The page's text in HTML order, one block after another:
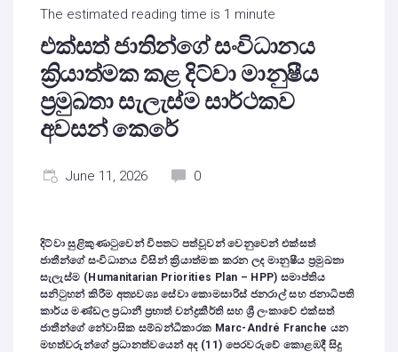
The estimated reading time is 1 minute
එක්සත් ජාතින්ගේ සංවිධානය
ක්‍රියාත්මක කළ දිට්වා මානුෂීය
ප්‍රමුඛතා සැලැස්ම සාර්ථකව
අවසන් කෙරේ
June 11, 2026 0
දිට්වා සුළිකුණාටුවෙන් විපතට පත්වූවන් වෙනුවෙන් එක්සත්
ජාතීන්ගේ සංවිධානය විසින් ක්‍රියාත්මක කරන ලද මානුෂීය ප්‍රමුඛතා
සැලැස්ම (Humanitarian Priorities Plan – HPP) සමාප්තිය
සනිටුහන් කිරීම අත්‍යවශ්‍ය සේවා කොමසාරිස් ජනරාල් සහ ජනාධිපති
කාර්ය මණ්ඩල ප්‍රධානී ප්‍රභාත් චන්ද්‍රකීර්ති සහ ශ්‍රී ලංකාවේ එක්සත්
ජාතීන්ගේ නේවාසික සම්බන්ධීකාරක Marc-André Franche යන
මහත්වරුන්ගේ ප්‍රධානත්වයෙන් අද (11) පෙරවරුවේ කොළඹදී සිදු